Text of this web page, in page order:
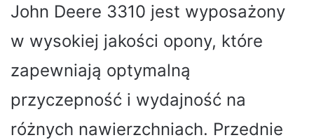
John Deere 3310 jest wyposażony
w wysokiej jakości opony, które
zapewniają optymalną
przyczepność i wydajność na
różnych nawierzchniach. Przednie